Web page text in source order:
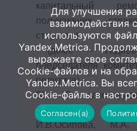
капитальный
получающих
старости)
(докл. — Гадиев
председателя
политике)
38. О
депутатов
И.В.Осипова,
Для улучшения
взаимодействия
используются
Yandex.Metrica.
выражаете свое
Cookie-файлов и на
Yandex.Metrica. Вы
Cookie-файлы в
Согласен(а)